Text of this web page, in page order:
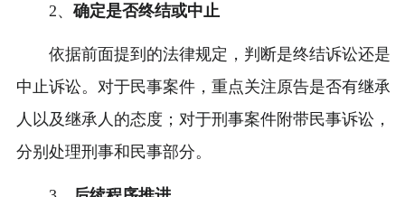
2、确定是否终结或中止
依据前面提到的法律规定，判断是终结诉讼还是
中止诉讼。对于民事案件，重点关注原告是否有继承
人以及继承人的态度；对于刑事案件附带民事诉讼，
分别处理刑事和民事部分。